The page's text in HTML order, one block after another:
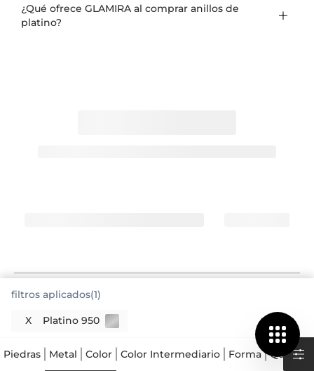
¿Qué ofrece GLAMIRA al comprar anillos de
platino?
El brillo noble del platino en tus anillos
Cuando hablamos de anillos de platino, estamos
refiriéndonos a una elección que destaca por su
pureza y resistencia. El platino 950 es un metal
precioso, conocido por su color blanco natural que
filtros aplicados(1)
X Platino 950
Piedras Metal Color Color Intermediario Forma Quilates